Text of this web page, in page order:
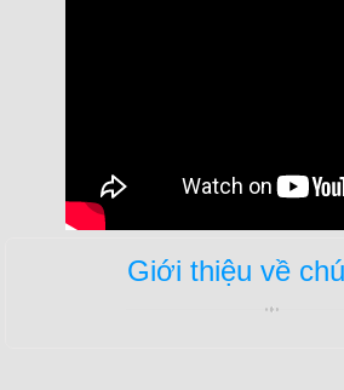
Giới thiệu về